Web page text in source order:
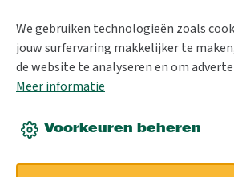
We gebruiken technologieën zoals
jouw surfervaring makkelijker te
de website te analyseren en om
Meer informatie
Voorkeuren beheren